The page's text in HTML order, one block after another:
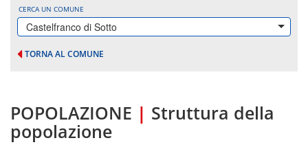
CERCA UN COMUNE
Castelfranco di Sotto
TORNA AL COMUNE
POPOLAZIONE | Struttura della
popolazione